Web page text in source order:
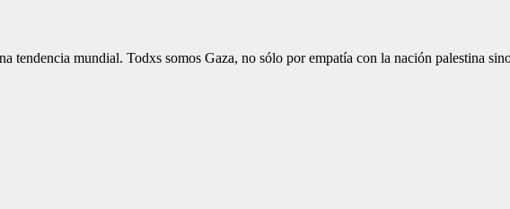
tendencia mundial. Todxs somos Gaza, no sólo por empatía con la nación palestina